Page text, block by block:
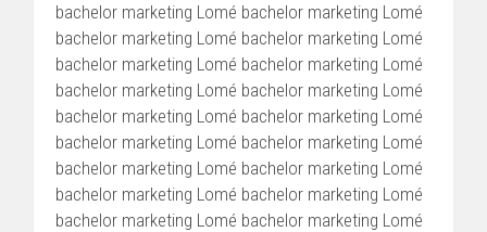
bachelor marketing Lomé bachelor marketing Lomé
bachelor marketing Lomé bachelor marketing Lomé
bachelor marketing Lomé bachelor marketing Lomé
bachelor marketing Lomé bachelor marketing Lomé
bachelor marketing Lomé bachelor marketing Lomé
bachelor marketing Lomé bachelor marketing Lomé
bachelor marketing Lomé bachelor marketing Lomé
bachelor marketing Lomé bachelor marketing Lomé
bachelor marketing Lomé bachelor marketing Lomé